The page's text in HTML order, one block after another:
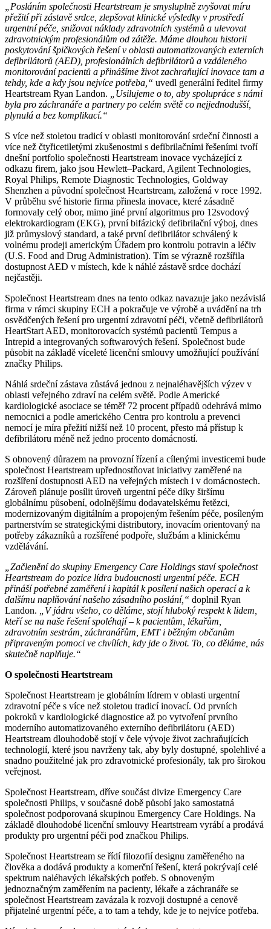
„Posláním společnosti Heartstream je smysluplně zvyšovat míru
přežití při zástavě srdce, zlepšovat klinické výsledky v prostředí
urgentní péče, snižovat náklady zdravotních systémů a ulevovat
zdravotnickým profesionálům od zátěže. Máme dlouhou historii
poskytování špičkových řešení v oblasti automatizovaných externích
defibrilátorů (AED), profesionálních defibrilátorů a vzdáleného
monitorování pacientů a přinášíme život zachraňující inovace tam a
tehdy, kde a kdy jsou nejvíce potřeba,“ uvedl generální ředitel firmy
Heartstream Ryan Landon.
„Usilujeme o to, aby spolupráce s námi
byla pro záchranáře a partnery po celém světě co nejjednodušší,
plynulá a bez komplikací.“
S více než stoletou tradicí v oblasti monitorování srdeční činnosti a
více než čtyřicetiletými zkušenostmi s defibrilačními řešeními tvoří
dnešní portfolio společnosti Heartstream inovace vycházející z
odkazu firem, jako jsou Hewlett–Packard, Agilent Technologies,
Royal Philips, Remote Diagnostic Technologies, Goldway
Shenzhen a původní společnost Heartstream, založená v roce 1992.
V průběhu své historie firma přinesla inovace, které zásadně
formovaly celý obor, mimo jiné první algoritmus pro 12svodový
elektrokardiogram (EKG), první bifázický defibrilační výboj, dnes
již průmyslový standard, a také první defibrilátor schválený k
volnému prodeji americkým Úřadem pro kontrolu potravin a léčiv
(U.S. Food and Drug Administration). Tím se výrazně rozšířila
dostupnost AED v místech, kde k náhlé zástavě srdce dochází
nejčastěji.
Společnost Heartstream dnes na tento odkaz navazuje jako nezávislá
firma v rámci skupiny ECH a pokračuje ve výrobě a uvádění na trh
osvědčených řešení pro urgentní zdravotní péči, včetně defibrilátorů
HeartStart AED, monitorovacích systémů pacientů Tempus a
Intrepid a integrovaných softwarových řešení. Společnost bude
působit na základě víceleté licenční smlouvy umožňující používání
značky Philips.
Náhlá srdeční zástava zůstává jednou z nejnaléhavějších výzev v
oblasti veřejného zdraví na celém světě. Podle Americké
kardiologické asociace se téměř 72 procent případů odehrává mimo
nemocnici a podle amerického Centra pro kontrolu a prevenci
nemocí je míra přežití nižší než 10 procent, přesto má přístup k
defibrilátoru méně než jedno procento domácností.
S obnovený důrazem na provozní řízení a cílenými investicemi bude
společnost Heartstream upřednostňovat iniciativy zaměřené na
rozšíření dostupnosti AED na veřejných místech i v domácnostech.
Zároveň plánuje posílit úroveň urgentní péče díky širšímu
globálnímu působení, odolnějšímu dodavatelskému řetězci,
modernizovaným digitálním a propojeným řešením péče, posíleným
partnerstvím se strategickými distributory, inovacím orientovaný na
potřeby zákazníků a rozšířené podpoře, službám a klinickému
vzdělávání.
„Začlenění do skupiny Emergency Care Holdings staví společnost
Heartstream do pozice lídra budoucnosti urgentní péče. ECH
přináší potřebné zaměření i kapitál k posílení našich operací a k
dalšímu naplňování našeho zásadního poslání,“ doplnil Ryan
Landon.
„V jádru všeho, co děláme, stojí hluboký respekt k lidem,
kteří se na naše řešení spoléhají – k pacientům, lékařům,
zdravotním sestrám, záchranářům, EMT i běžným občanům
připraveným pomoci ve chvílích, kdy jde o život. To, co děláme, nás
skutečně naplňuje.“
O společnosti Heartstream
Společnost Heartstream je globálním lídrem v oblasti urgentní
zdravotní péče s více než stoletou tradicí inovací. Od prvních
pokroků v kardiologické diagnostice až po vytvoření prvního
moderního automatizovaného externího defibrilátoru (AED)
Heartstream dlouhodobě stojí v čele vývoje život zachraňujících
technologií, které jsou navrženy tak, aby byly dostupné, spolehlivé a
snadno použitelné jak pro zdravotnické profesionály, tak pro širokou
veřejnost.
Společnost Heartstream, dříve součást divize Emergency Care
společnosti Philips, v současné době působí jako samostatná
společnost podporovaná skupinou Emergency Care Holdings. Na
základě dlouhodobé licenční smlouvy Heartstream vyrábí a prodává
produkty pro urgentní péči pod značkou Philips.
Společnost Heartstream se řídí filozofií designu zaměřeného na
člověka a dodává produkty a komerční řešení, která pokrývají celé
spektrum naléhavých lékařských potřeb. S obnoveným
jednoznačným zaměřením na pacienty, lékaře a záchranáře se
společnost Heartstream zavázala k rozvoji dostupné a cenově
přijatelné urgentní péče, a to tam a tehdy, kde je to nejvíce potřeba.